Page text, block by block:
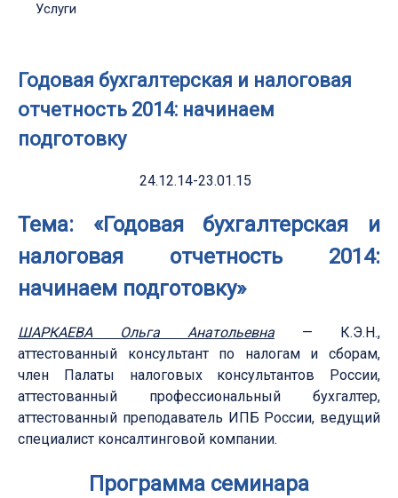
Услуги
Годовая бухгалтерская и налоговая
отчетность 2014: начинаем
подготовку
24.12.14-23.01.15
Тема: «Годовая бухгалтерская и
налоговая отчетность 2014:
начинаем подготовку»
ШАРКАЕВА Ольга Анатольевна — К.Э.Н.,
аттестованный консультант по налогам и сборам,
член Палаты налоговых консультантов России,
аттестованный профессиональный бухгалтер,
аттестованный преподаватель ИПБ России, ведущий
специалист консалтинговой компании.
Программа семинара